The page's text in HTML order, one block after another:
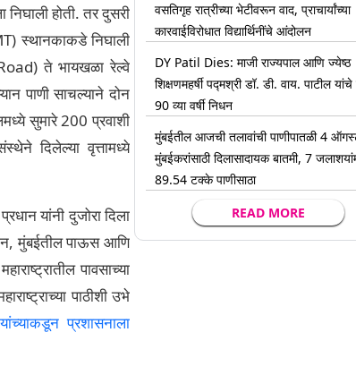
होती. तर दुसरी
स्थानकाकडे निघाली
ते भायखळा रेल्वे
पाणी साचल्याने दोन
सुमारे 200 प्रवाशी
दिलेल्या वृत्तामध्ये
यांनी दुजोरा दिला
मुंबईतील पाऊस आणि
पावसाच्या
पाठीशी उभे
प्रशासनाला
वसतिगृह रात्रीच्या भेटीवरून वाद, प्राचार्यांच्या
कारवाईविरोधात विद्यार्थिनींचे आंदोलन
DY Patil Dies: माजी राज्यपाल आणि ज्येष्ठ
शिक्षणमहर्षी पद्मश्री डॉ. डी. वाय. पाटील यांचे
90 व्या वर्षी निधन
मुंबईतील आजची तलावांची पाणीपातळी 4
मुंबईकरांसाठी दिलासादायक बातमी, 7
89.54 टक्के पाणीसाठा
READ MORE